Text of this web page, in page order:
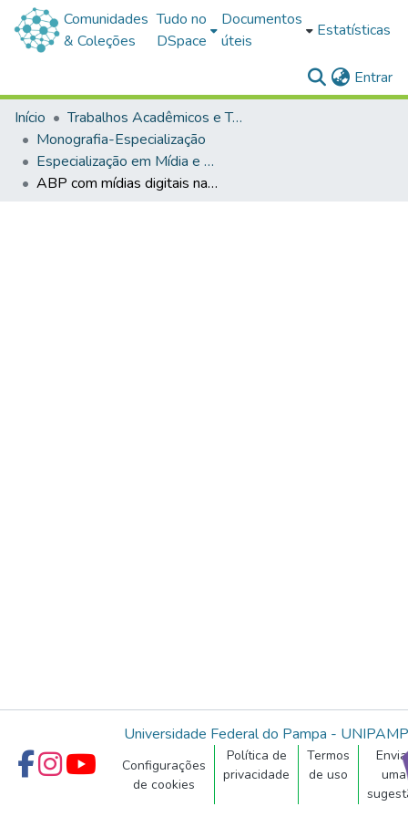
Comunidades
& Coleções
Tudo no
DSpace
Documentos
úteis
Estatísticas
Entrar
Início
Trabalhos Acadêmicos e Técnicos
Monografia-Especialização
Especialização em Mídia e Educação
ABP com mídias digitais na educação profissional / programa de aprendizagem: miltiletramentos em foco no SENAC, BA
Universidade Federal do Pampa -
Configurações
de cookies
Política de
privacidade
Termos
de uso
uma